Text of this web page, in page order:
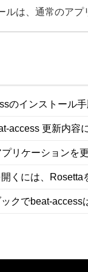
ルは、通常のア
のインストール
access 更新内容
リケーションを
くには、
クでbeat-access